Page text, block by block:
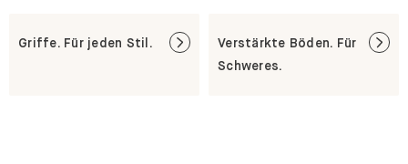
Griffe. Für jeden Stil.
Verstärkte Böden. Für
Schweres.